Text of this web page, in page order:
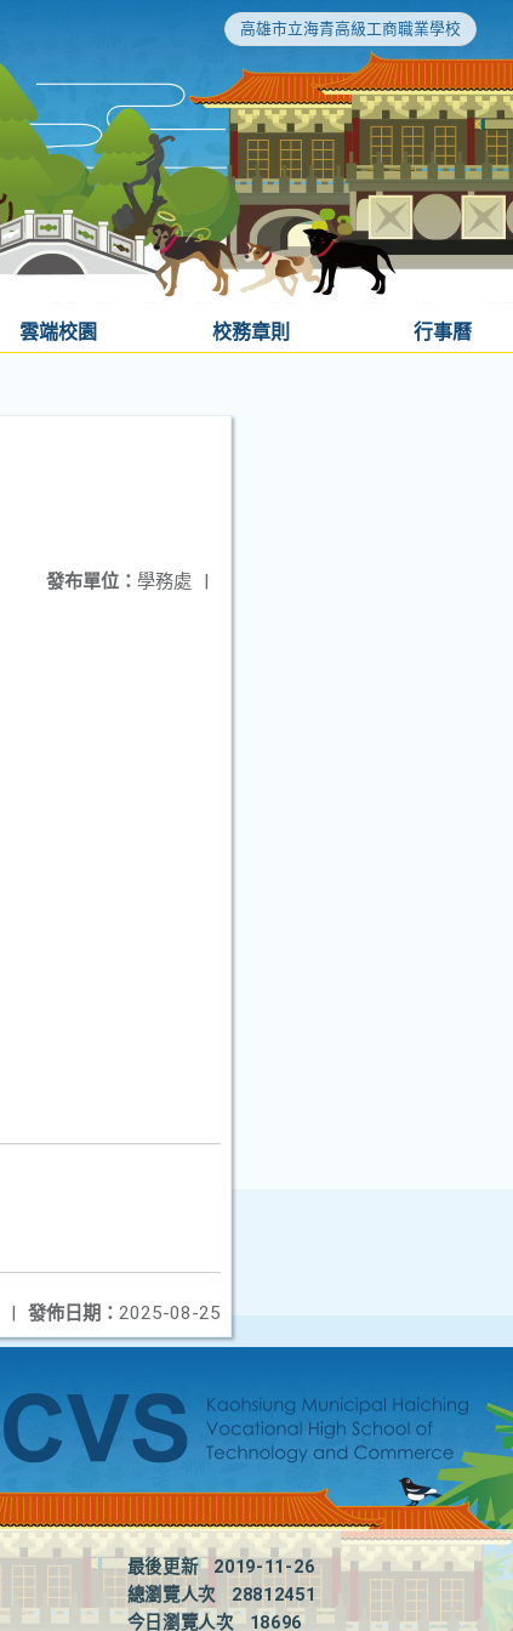
高雄市立海青高級工商職業學校
雲端校園 校務章則 行事曆
發布單位： 學務處 |
發佈日期： 2025-08-25
|
最後更新
2019-11-26
總瀏覽人次
28812451
今日瀏覽人次
18696